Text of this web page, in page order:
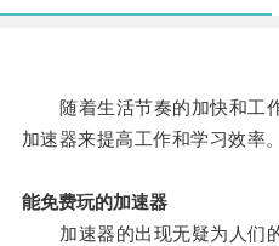
随着生活节奏的加快和工
加速器来提高工作和学习效率。
能免费玩的加速器
加速器的出现无疑为人们